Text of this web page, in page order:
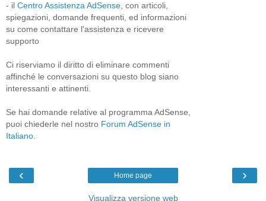
- il Centro Assistenza AdSense , con articoli,
spiegazioni, domande frequenti, ed informazioni
su come contattare l'assistenza e ricevere
supporto
Ci riserviamo il diritto di eliminare commenti
affinché le conversazioni su questo blog siano
interessanti e attinenti.
Se hai domande relative al programma AdSense,
puoi chiederle nel nostro Forum AdSense in
Italiano
‹ ›
Home page
Visualizza versione web